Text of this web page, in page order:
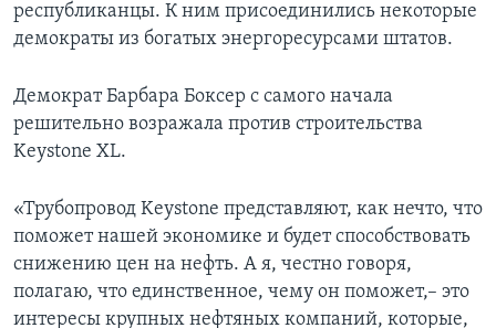
республиканцы. К ним присоединились некоторые
демократы из богатых энергоресурсами штатов.
Демократ Барбара Боксер с самого начала
решительно возражала против строительства
Keystone XL.
«Трубопровод Keystone представляют, как нечто, что
поможет нашей экономике и будет способствовать
снижению цен на нефть. А я, честно говоря,
полагаю, что единственное, чему он поможет,– это
интересы крупных нефтяных компаний, которые,